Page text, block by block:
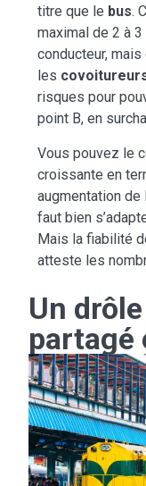
titre que le bus.
maximal de 2 à
conducteur,
les
risques pour
point B, en
Vous pouvez le
croissante en
augmentation
faut bien
Mais la fiabilité
atteste les
Un
partagé